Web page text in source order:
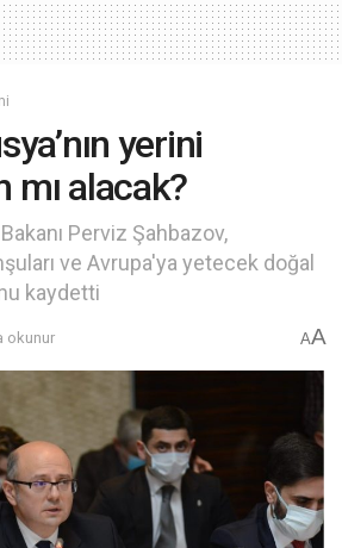
yerini
mı alacak?
Perviz Şahbazov,
ve Avrupa'ya yetecek doğal
kaydetti
okunur AA